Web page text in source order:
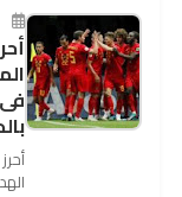
نجم ...